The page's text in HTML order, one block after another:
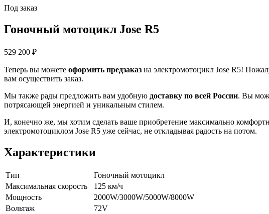
Под заказ
Гоночный мотоцикл Jose R5
529 200 ₽
Теперь вы можете оформить предзаказ на электромотоцикл Jose R5!
вам осуществить заказ.
Мы также рады предложить вам удобную доставку по всей России. Вы
потрясающей энергией и уникальным стилем.
И, конечно же, мы хотим сделать ваше приобретение максимально
электромотоциклом Jose R5 уже сейчас, не откладывая радость на потом.
Характеристики
Тип
Гоночный мотоцикл
Максимальная скорость
125 км/ч
Мощность
2000W/3000W/5000W/8000W
Вольтаж
72V